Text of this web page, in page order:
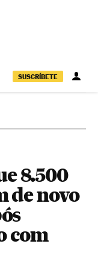
SUSCRÍBETE
8.500
de novo
com